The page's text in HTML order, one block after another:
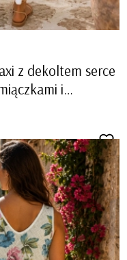
z dekoltem serce
i